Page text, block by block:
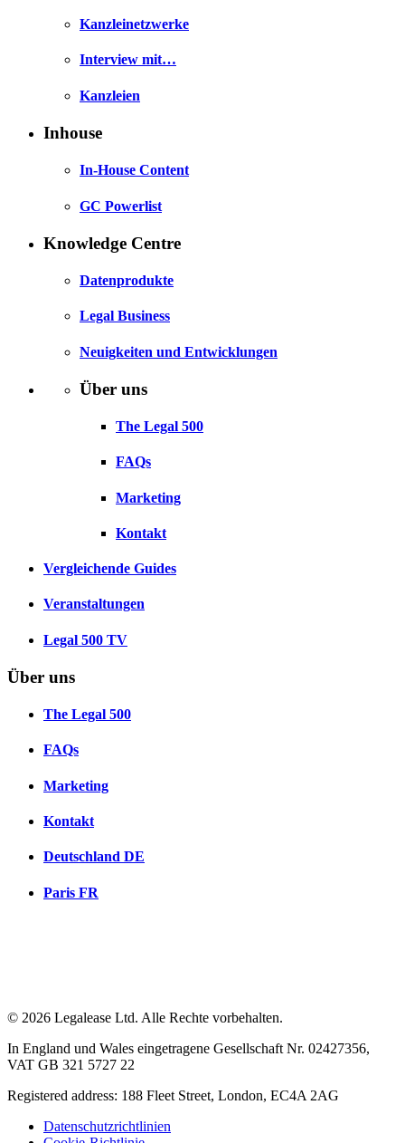
Kanzleinetzwerke
Interview mit…
Kanzleien
Inhouse
In-House Content
GC Powerlist
Knowledge Centre
Datenprodukte
Legal Business
Neuigkeiten und Entwicklungen
Über uns
The Legal 500
FAQs
Marketing
Kontakt
Vergleichende Guides
Veranstaltungen
Legal 500 TV
Über uns
The Legal 500
FAQs
Marketing
Kontakt
Deutschland DE
Paris FR
© 2026 Legalease Ltd. Alle Rechte vorbehalten.
In England und Wales eingetragene Gesellschaft Nr. 02427356,
VAT GB 321 5727 22
Registered address: 188 Fleet Street, London, EC4A 2AG
Datenschutzrichtlinien